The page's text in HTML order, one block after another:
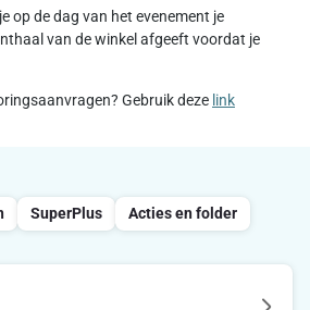
op de dag van het evenement je
van de winkel afgeeft voordat je
Gebruik deze link
SuperPlus
Acties en folder